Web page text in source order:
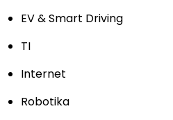
EV & Smart Driving
TI
Internet
Robotika